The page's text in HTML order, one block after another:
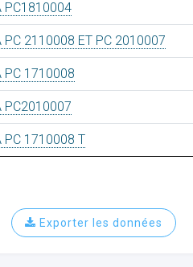
PC1810004
PC 2110008 ET PC 2010007
PC 1710008
PC2010007
PC 1710008 T
Exporter les données